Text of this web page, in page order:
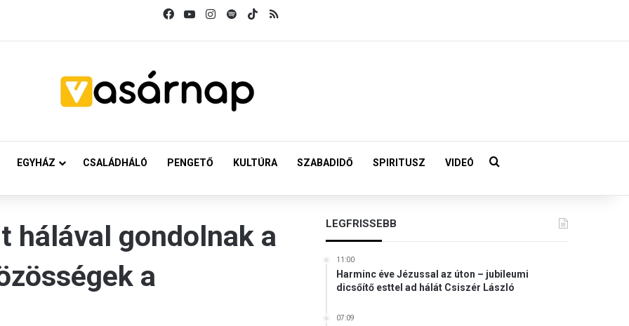
FacebookYouTubeInstagramSpotifyTikTokRSS
EGYHÁZ CSALÁDHÁLÓ PENGETŐ KULTÚRA SZABADIDŐ SPIRITUSZ VIDEÓ Keresés:
hálával gondolnak a
a
LEGFRISSEBB
11:00
Harminc éve Jézussal az úton – jubileumi
dicsőítő esttel ad hálát Csiszér László
07:09